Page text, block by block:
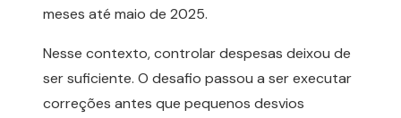
meses até maio de 2025.
Nesse contexto, controlar despesas deixou de
ser suficiente. O desafio passou a ser executar
correções antes que pequenos desvios